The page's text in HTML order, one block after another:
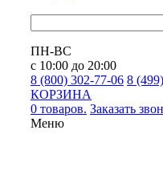
ПН-ВС
с 10:00 до 20:00
8 (800) 302-77-06 8
КОРЗИНА
0 товаров. Заказать
Меню